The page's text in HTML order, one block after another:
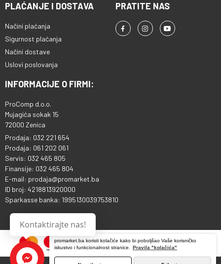
promarket.ba koristi kolačiće kako bi poboljšao Vaše korisničko
iskustvo i funkcionalnost stranice.
Pravila "kolačića"
PLAĆANJE I DOSTAVA
Načini plaćanja
Sigurnost plaćanja
Načini dostave
Uslovi poslovanja
PRATITE NAS
INFORMACIJE O FIRMI:
ProComp d.o.o.
Mujagića sokak 15
72000 Zenica
Prodaja: 032 221 654
Prodaja: 061 202 061
Servis: 032 465 805
Finansije: 032 465 804
E-mail: prodaja@promarket.ba
ID broj: 4218813920000
Sparkasse banka: 1995130039753810
Kontaktirajte nas!